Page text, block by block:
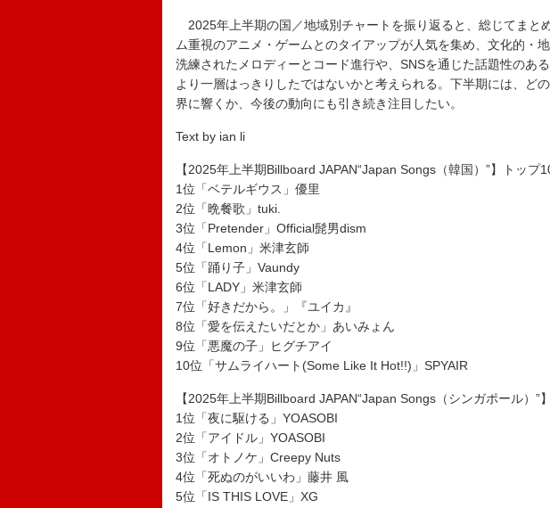
2025年上半期の国／地域別チャートを振り返ると、総じてまと
ム重視のアニメ・ゲームとのタイアップが人気を集め、文化的・
洗練されたメロディーとコード進行や、SNSを通じた話題性のあ
より一層はっきりしたではないかと考えられる。下半期には、ど
界に響くか、今後の動向にも引き続き注目したい。
Text by ian li
【2025年上半期Billboard JAPAN“Japan Songs（韓国）”】トップ
1位「ベテルギウス」優里
2位「晩餐歌」tuki.
3位「Pretender」Official髭男dism
4位「Lemon」米津玄師
5位「踊り子」Vaundy
6位「LADY」米津玄師
7位「好きだから。」『ユイカ』
8位「愛を伝えたいだとか」あいみょん
9位「悪魔の子」ヒグチアイ
10位「サムライハート(Some Like It Hot!!)」SPYAIR
【2025年上半期Billboard JAPAN“Japan Songs（シンガポール）”
1位「夜に駆ける」YOASOBI
2位「アイドル」YOASOBI
3位「オトノケ」Creepy Nuts
4位「死ぬのがいいわ」藤井 風
5位「IS THIS LOVE」XG